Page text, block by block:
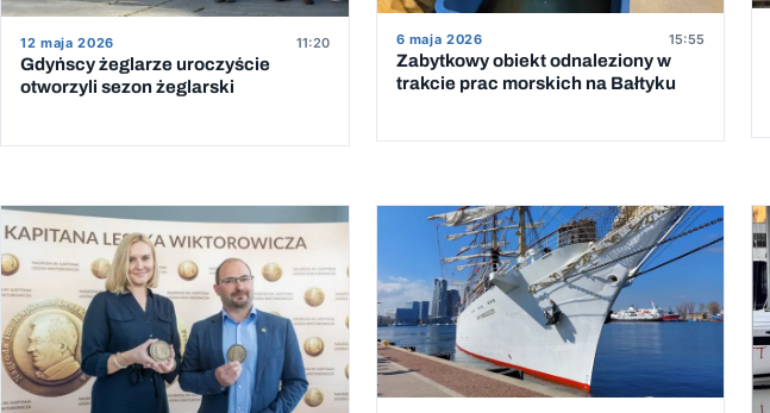
12 maja 2026 11:20
Gdyńscy żeglarze uroczyście
otworzyli sezon żeglarski
6 maja 2026 15:55
Zabytkowy obiekt odnaleziony w
trakcie prac morskich na Bałtyku